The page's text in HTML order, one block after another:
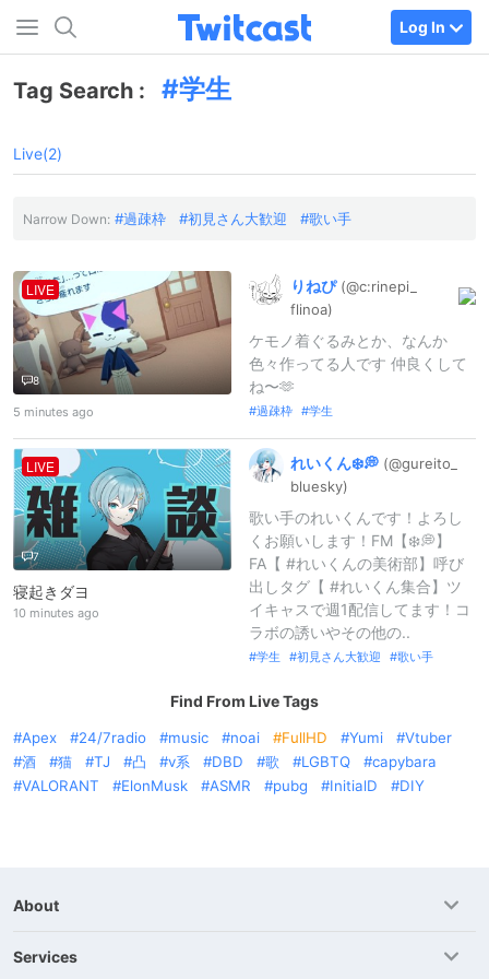
Log In
Tag Search : 学生
Live(2)
Narrow Down: 過疎枠 初見さん大歓迎 歌い手
LIVE
8
5 minutes ago
りねぴ (@c:rinepi_
flinoa)
ケモノ着ぐるみとか、なんか
色々作ってる人です 仲良くして
ね〜🫶
過疎枠 学生
LIVE
7
寝起きダヨ
10 minutes ago
れいくん❄️💭 (@gureito_
bluesky)
歌い手のれいくんです！よろし
くお願いします！FM【❄️💭】
FA【 #れいくんの美術部】呼び
出しタグ【 #れいくん集合】ツ
イキャスで週1配信してます！コ
ラボの誘いやその他の..
学生 初見さん大歓迎 歌い手
Find From Live Tags
Apex 24/7radio music noai FullHD Yumi
Vtuber
酒
猫 TJ 凸 v系 DBD 歌 LGBTQ
capybara
VALORANT
ElonMusk ASMR pubg InitialD DIY
About
Services